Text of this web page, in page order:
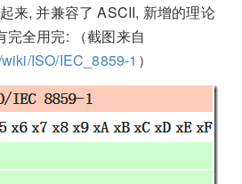
来, 并兼容了 ASCII, 新增的理论
完全用完: （截图来自
ISO/IEC_8859-1 ）